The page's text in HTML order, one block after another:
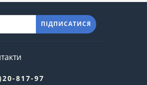
ПІДПИСАТИСЯ
817-97